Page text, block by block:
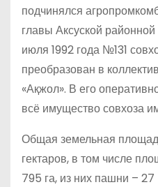
подчинялся
главы Аксуской
июля 1992 года №131
преобразован в
«Ақжол». В его
всё имущество совхоза
Общая земельная
гектаров, в том числе
795 га, из них пашни –